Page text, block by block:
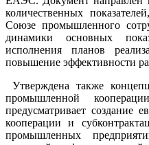
количественных
Союзе промышленного
динамики основных
исполнения планов
повышение эффективности
Утверждена также
промышленной
предусматривает создание
кооперации и
промышленных